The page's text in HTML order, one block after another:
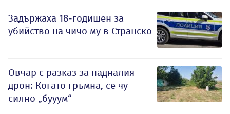
Задържаха 18-годишен за
убийство на чичо му в Странско
Овчар с разказ за падналия
дрон: Когато гръмна, се чу
силно „бууум“